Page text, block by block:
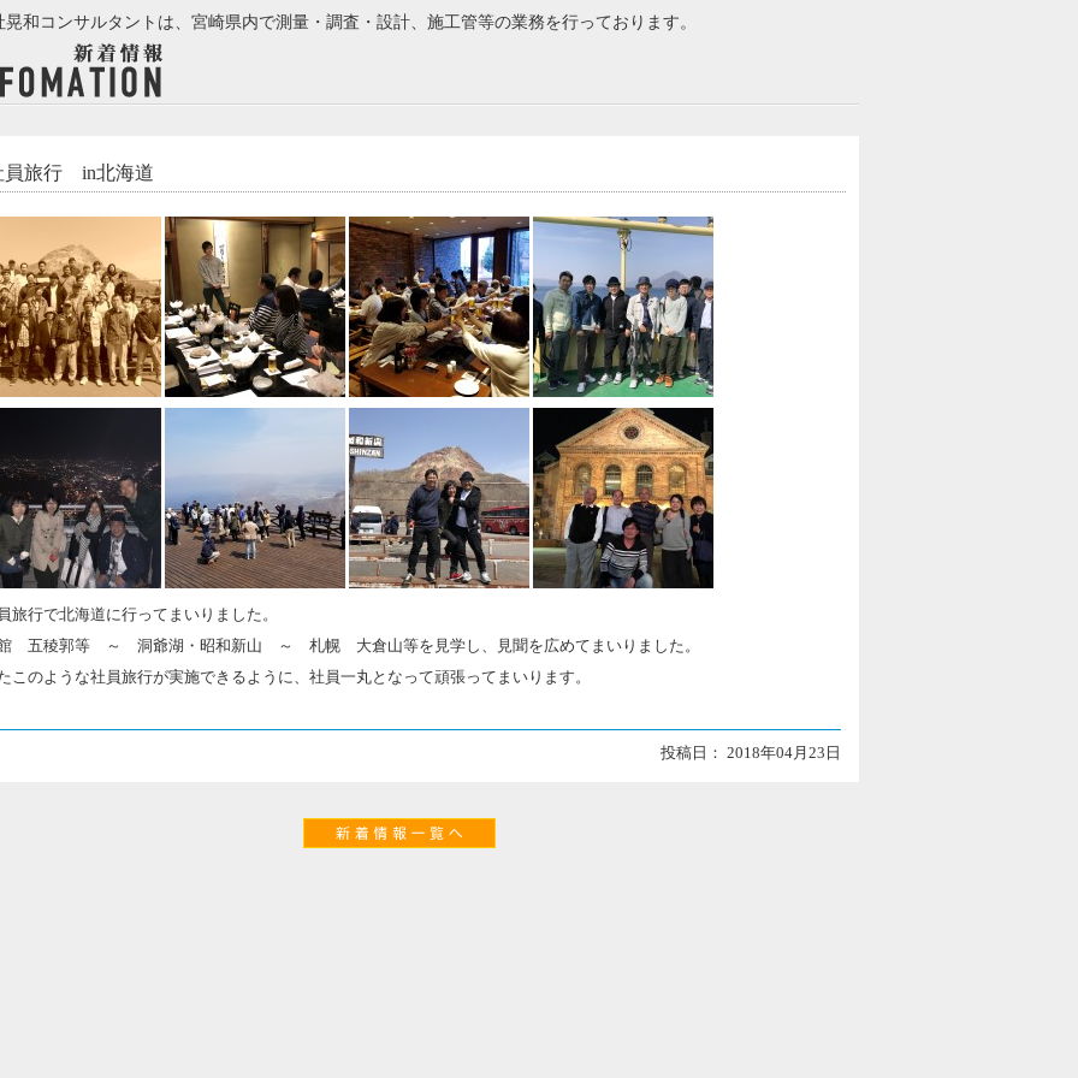
晃和コンサルタントは、宮崎県内で測量・調査・設計、施工管等の業務を行っております。
員旅行 in北海道
旅行で北海道に行ってまいりました。
五稜郭等 ～ 洞爺湖・昭和新山 ～ 札幌 大倉山等を見学し、見聞を広めてまいりました。
このような社員旅行が実施できるように、社員一丸となって頑張ってまいります。
投稿日： 2018年04月23日